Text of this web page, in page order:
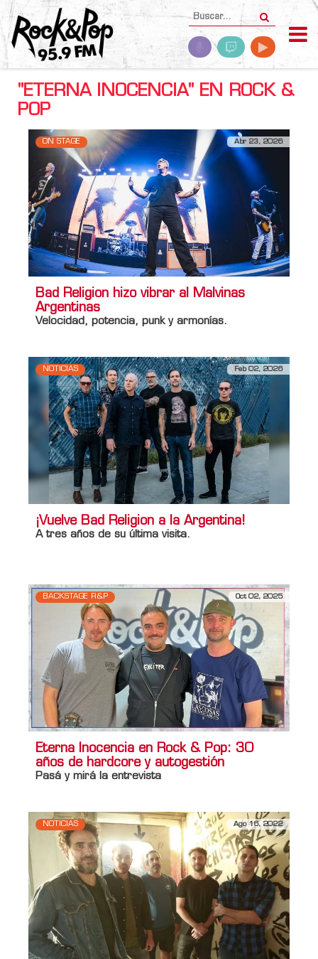
"ETERNA INOCENCIA" EN ROCK &
POP
ON STAGE Abr 23, 2026
Bad Religion hizo vibrar al Malvinas
Argentinas
Velocidad, potencia, punk y armonías.
NOTICIAS Feb 02, 2026
¡Vuelve Bad Religion a la Argentina!
A tres años de su última visita.
BACKSTAGE R&P Oct 02, 2025
Eterna Inocencia en Rock & Pop: 30
años de hardcore y autogestión
Pasá y mirá la entrevista
NOTICIAS Ago 16, 2022